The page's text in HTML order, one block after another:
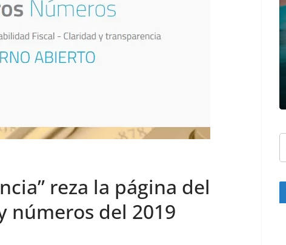
reza la página del
números del 2019